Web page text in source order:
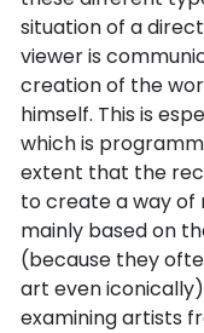
situation of a
viewer is
creation of the
himself. This is
which is
extent that the
to create a way of
mainly based on
(because they
art even
examining artists